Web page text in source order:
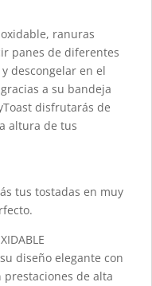
ranuras
panes de diferentes
descongelar en el
a su bandeja
disfrutarás de
altura de tus
tus tostadas en muy
diseño elegante con
prestaciones de alta